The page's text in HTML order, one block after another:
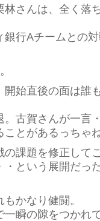
林さんは、全く落
銀行Aチームとの
開始直後の面は誰
。古賀さんが一言
ことがあるっちゃ
の課題を修正して
・という展開だっ
かなり健闘。
一瞬の隙をつかれ